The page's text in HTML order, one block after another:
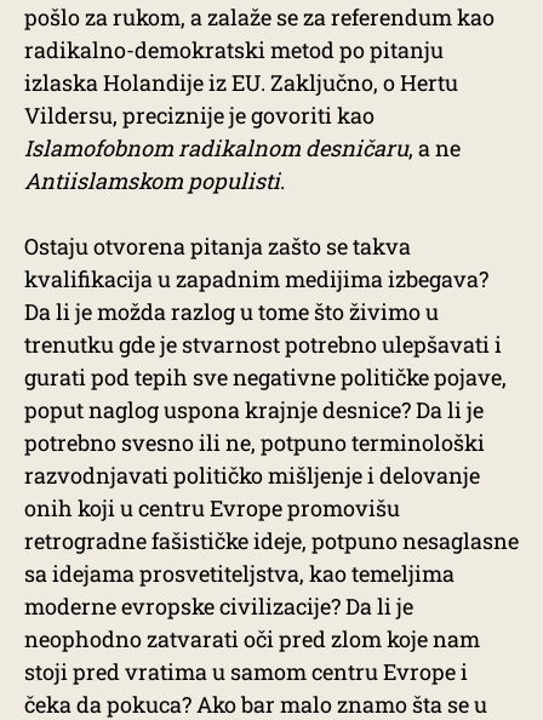
pošlo za rukom, a zalaže se za referendum kao
radikalno-demokratski metod po pitanju
izlaska Holandije iz EU. Zaključno, o Hertu
Vildersu, preciznije je govoriti kao
Islamofobnom radikalnom desničaru, a ne
Antiislamskom populisti.
Ostaju otvorena pitanja zašto se takva
kvalifikacija u zapadnim medijima izbegava?
Da li je možda razlog u tome što živimo u
trenutku gde je stvarnost potrebno ulepšavati i
gurati pod tepih sve negativne političke pojave,
poput naglog uspona krajnje desnice? Da li je
potrebno svesno ili ne, potpuno terminološki
razvodnjavati političko mišljenje i delovanje
onih koji u centru Evrope promovišu
retrogradne fašističke ideje, potpuno nesaglasne
sa idejama prosvetiteljstva, kao temeljima
moderne evropske civilizacije? Da li je
neophodno zatvarati oči pred zlom koje nam
stoji pred vratima u samom centru Evrope i
čeka da pokuca? Ako bar malo znamo šta se u